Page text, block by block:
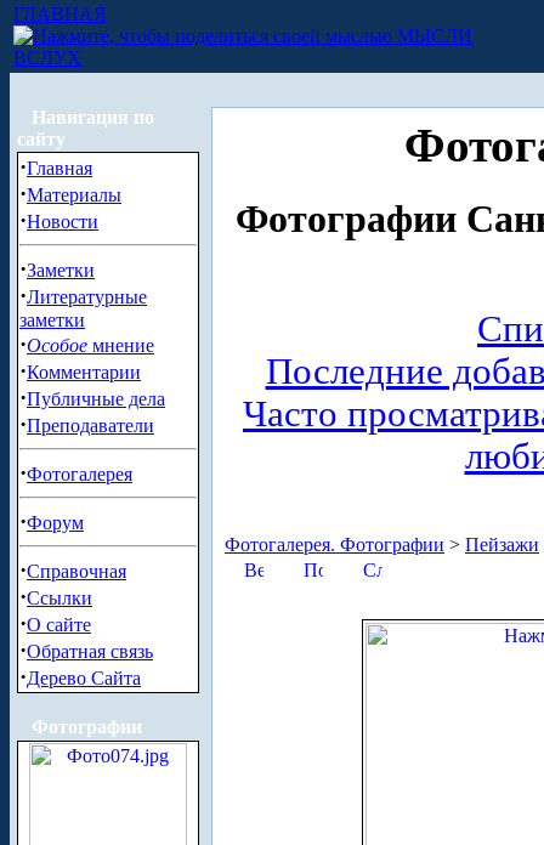
ГЛАВНАЯ
МЫСЛИ
ВСЛУХ
Навигация по
сайту
·Главная
·Материалы
·Новости
·Заметки
·Литературные
заметки
·Особое мнение
·Комментарии
·Публичные дела
·Преподаватели
·Фотогалерея
·Форум
·Справочная
·Ссылки
·О сайте
·Обратная связь
·Дерево Сайта
Фотографии
Фотографии
Последние
Часто
Фотогалерея. Фотографии > Пейзажи